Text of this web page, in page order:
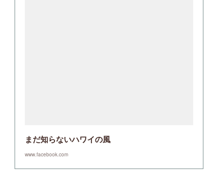
まだ知らないハワイの風
www.facebook.com